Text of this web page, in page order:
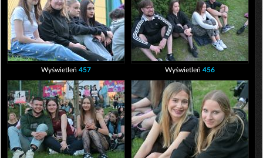
Wyświetleń 457 Wyświetleń 456